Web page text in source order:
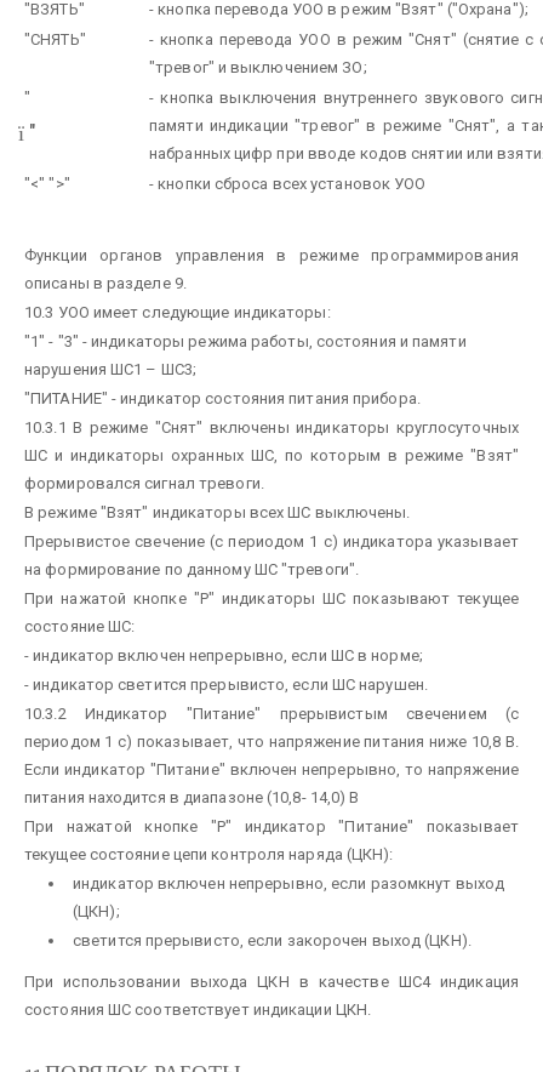
"ВЗЯТЬ"
- кнопка перевода УОО в режим "Взят" ("Охрана");
"СНЯТЬ"
- кнопка перевода УОО в режим "Снят" (снятие с
"тревог" и выключением ЗО;
"
ї "
- кнопка выключения внутреннего звукового
памяти индикации "тревог" в режиме "Снят", а
набранных цифр при вводе кодов снятии или
"<" ">"
- кнопки сброса всех установок УОО
Функции органов управления в режиме программирования
описаны в разделе 9.
10.3 УОО имеет следующие индикаторы:
"1" - "3" - индикаторы режима работы, состояния и памяти
нарушения ШС1 – ШС3;
"ПИТАНИЕ" - индикатор состояния питания прибора.
10.3.1 В режиме "Снят" включены индикаторы круглосуточных
ШС и индикаторы охранных ШС, по которым в режиме "Взят"
формировался сигнал тревоги.
В режиме "Взят" индикаторы всех ШС выключены.
Прерывистое свечение (с периодом 1 с) индикатора указывает
на формирование по данному ШС "тревоги".
При нажатой кнопке "Р" индикаторы ШС показывают текущее
состояние ШС:
- индикатор включен непрерывно, если ШС в норме;
- индикатор светится прерывисто, если ШС нарушен.
10.3.2 Индикатор "Питание" прерывистым свечением (с
периодом 1 с) показывает, что напряжение питания ниже 10,8 В.
Если индикатор "Питание" включен непрерывно, то напряжение
питания находится в диапазоне (10,8- 14,0) В
При нажатой кнопке "Р" индикатор "Питание" показывает
текущее состояние цепи контроля наряда (ЦКН):
индикатор включен непрерывно, если разомкнут выход
(ЦКН);
светится прерывисто, если закорочен выход (ЦКН).
При использовании выхода ЦКН в качестве ШС4 индикация
состояния ШС соответствует индикации ЦКН.